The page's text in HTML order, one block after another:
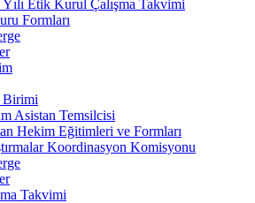
Yılı Etik Kurul Çalışma Takvimi
Formları
Birimi
Asistan Temsilcisi
Hekim Eğitimleri ve Formları
Koordinasyon Komisyonu
Takvimi